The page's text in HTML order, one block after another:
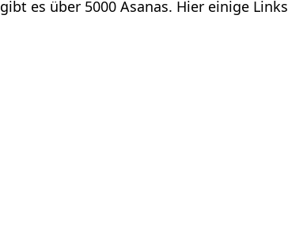
gibt es über 5000 Asanas. Hier einige